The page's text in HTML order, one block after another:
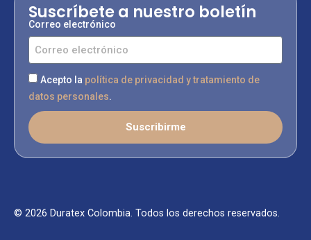
Suscríbete a nuestro boletín
Correo electrónico
Acepto la política de privacidad y tratamiento de
datos personales.
Suscribirme
© 2026 Duratex Colombia. Todos los derechos reservados.